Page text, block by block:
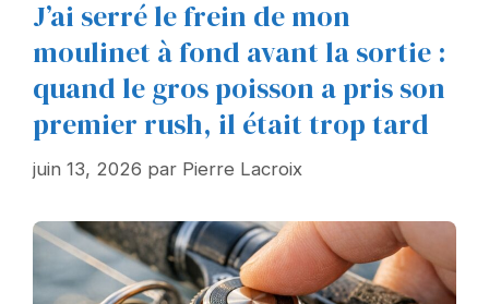
J’ai serré le frein de mon
moulinet à fond avant la sortie :
quand le gros poisson a pris son
premier rush, il était trop tard
juin 13, 2026 par Pierre Lacroix